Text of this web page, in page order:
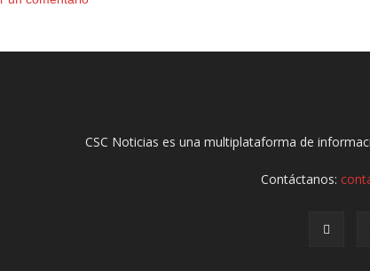
CSC Noticias es una multiplataforma de
Contáctanos: